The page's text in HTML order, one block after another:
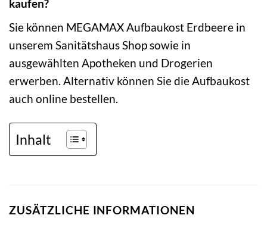
kaufen?
Sie können MEGAMAX Aufbaukost Erdbeere in
unserem Sanitätshaus Shop sowie in
ausgewählten Apotheken und Drogerien
erwerben. Alternativ können Sie die Aufbaukost
auch online bestellen.
Inhalt
ZUSÄTZLICHE INFORMATIONEN